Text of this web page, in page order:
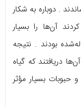
. دوباره به شکار
آن‌ها را بسیار
بودند . نتیجه
دریافتند که گیاه
بسیار مؤثر